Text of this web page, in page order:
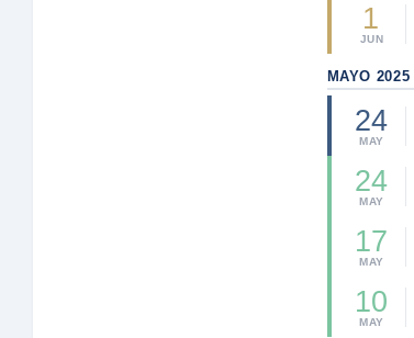
1
JUN
MAYO 2025
24
MAY
24
MAY
17
MAY
10
MAY